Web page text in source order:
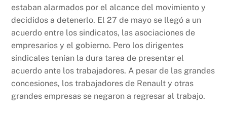
estaban alarmados por el alcance del movimiento y
decididos a detenerlo. El 27 de mayo se llegó a un
acuerdo entre los sindicatos, las asociaciones de
empresarios y el gobierno. Pero los dirigentes
sindicales tenían la dura tarea de presentar el
acuerdo ante los trabajadores. A pesar de las grandes
concesiones, los trabajadores de Renault y otras
grandes empresas se negaron a regresar al trabajo.